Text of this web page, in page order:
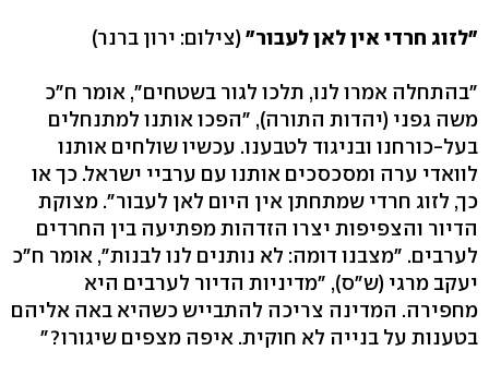
"לזוג חרדי אין לאן לעבור" (צילום: ירון ברנר)
"בהתחלה אמרו לנו, תלכו לגור בשטחים", אומר ח"כ
משה גפני (יהדות התורה), "הפכו אותנו למתנחלים
בעל-כורחנו ובניגוד לטבענו. עכשיו שולחים אותנו
לוואדי ערה ומסכסכים אותנו עם ערביי ישראל. כך או
כך, לזוג חרדי שמתחתן אין היום לאן לעבור". מצוקת
הדיור והצפיפות יצרו הזדהות מפתיעה בין החרדים
לערבים. "מצבנו דומה: לא נותנים לנו לבנות", אומר ח"כ
יעקב מרגי (ש"ס), "מדיניות הדיור לערבים היא
מחפירה. המדינה צריכה להתבייש כשהיא באה אליהם
בטענות על בנייה לא חוקית. איפה מצפים שיגורו?"